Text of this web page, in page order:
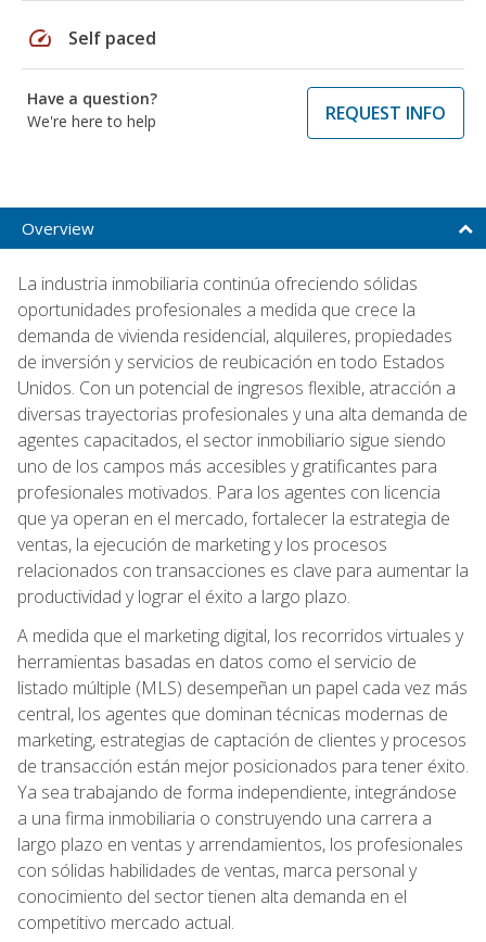
speed Self paced
Have a question?
We're here to help
REQUEST INFO
Overview
La industria inmobiliaria continúa ofreciendo sólidas
oportunidades profesionales a medida que crece la
demanda de vivienda residencial, alquileres, propiedades
de inversión y servicios de reubicación en todo Estados
Unidos. Con un potencial de ingresos flexible, atracción a
diversas trayectorias profesionales y una alta demanda de
agentes capacitados, el sector inmobiliario sigue siendo
uno de los campos más accesibles y gratificantes para
profesionales motivados. Para los agentes con licencia
que ya operan en el mercado, fortalecer la estrategia de
ventas, la ejecución de marketing y los procesos
relacionados con transacciones es clave para aumentar la
productividad y lograr el éxito a largo plazo.
A medida que el marketing digital, los recorridos virtuales y
herramientas basadas en datos como el servicio de
listado múltiple (MLS) desempeñan un papel cada vez más
central, los agentes que dominan técnicas modernas de
marketing, estrategias de captación de clientes y procesos
de transacción están mejor posicionados para tener éxito.
Ya sea trabajando de forma independiente, integrándose
a una firma inmobiliaria o construyendo una carrera a
largo plazo en ventas y arrendamientos, los profesionales
con sólidas habilidades de ventas, marca personal y
conocimiento del sector tienen alta demanda en el
competitivo mercado actual.